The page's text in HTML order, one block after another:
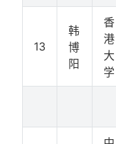
13
韩
博
阳
香
港
大
学